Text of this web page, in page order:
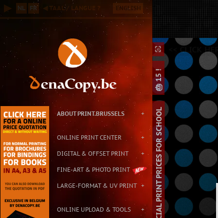
Online B2B Printing Service in Brussels, with Small & Large
Contact: info@print.brussels - Address: Carton de Wiart 152, 1090
ABOUT PRINT.BRUSSELS +
ONLINE PRINT CENTER +
DIGITAL & OFFSET PRINT +
FINE-ART & PHOTO PRINT
LARGE-FORMAT & UV PRINT +
ONLINE UPLOAD & TOOLS +
◀ TAAL / LANGUE ?
▶ NL FR ENGLISH
⛶
⌕ << CLICK
🎂 15 !
SPECIAL PRINT PRICES FOR SCHOOL